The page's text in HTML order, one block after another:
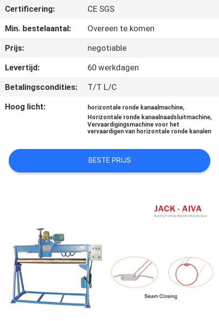
KWALITEITSCONTROLE
NEEM
CONTACT
MET
ONS
NIEUWS
SITEMAP
PRIVACY
POLICY
Certificering:
CE SGS
Min. bestelaantal:
Overeen te komen
Prijs:
negotiable
Levertijd:
60 werkdagen
Betalingscondities:
T/T L/C
Hoog licht:
horizontale ronde kanaalmachine,
Horizontale ronde kanaalnaadsluitmachine,
Vervaardigingsmachine voor het
vervaardigen van horizontale ronde kanalen
BESTE PRIJS